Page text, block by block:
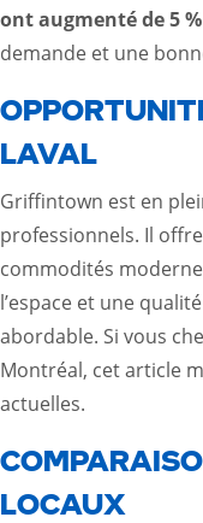
ont augmenté de 5
demande et une
LAVAL
Griffintown est en
professionnels. Il
commodités
l’espace et une
abordable. Si vous
Montréal, cet article
actuelles.
LOCAUX